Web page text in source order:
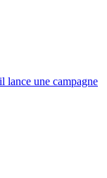
lance une campagne